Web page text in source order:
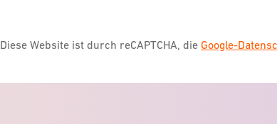
Diese Website ist durch reCAPTCHA, die Google-